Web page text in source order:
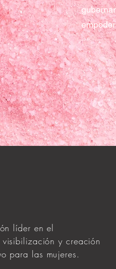
líder en el
visibilización y creación
para las mujeres.